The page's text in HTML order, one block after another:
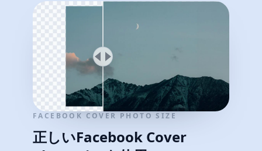
FACEBOOK COVER PHOTO SIZE
正しいFacebook Cover